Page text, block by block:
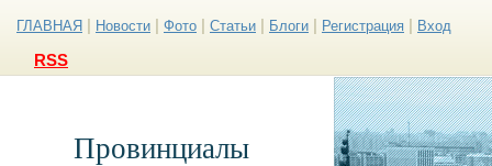
ГЛАВНАЯ Новости Фото Статьи Блоги Регистрация Вход
RSS
Провинциалы